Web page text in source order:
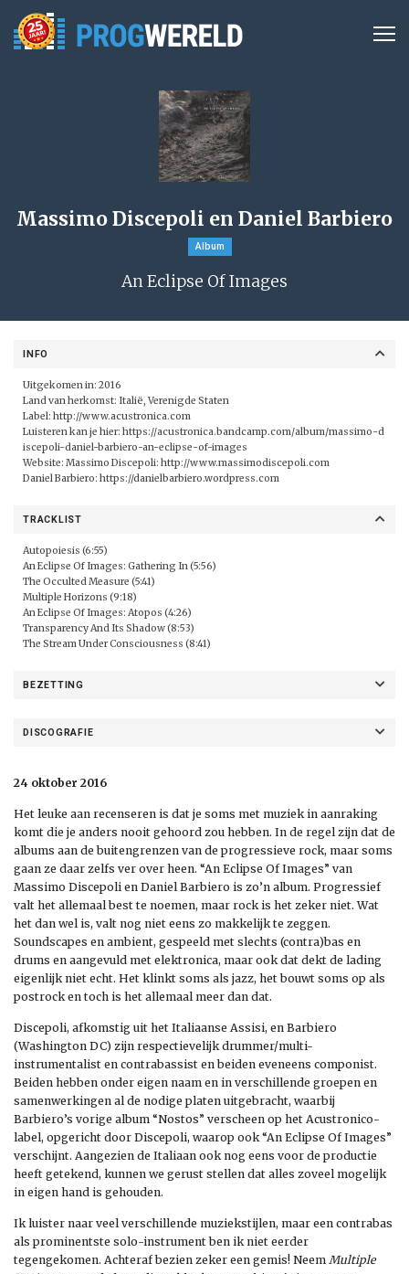
Massimo Discepoli en Daniel Barbiero
Album
An Eclipse Of Images
INFO
Uitgekomen in: 2016
Land van herkomst: Italië, Verenigde Staten
Label: http://www.acustronica.com
Luisteren kan je hier: https://acustronica.bandcamp.com/album/massimo-d
iscepoli-daniel-barbiero-an-eclipse-of-images
Website: Massimo Discepoli: http://www.massimodiscepoli.com
Daniel Barbiero: https://danielbarbiero.wordpress.com
TRACKLIST
Autopoiesis (6:55)
An Eclipse Of Images: Gathering In (5:56)
The Occulted Measure (5:41)
Multiple Horizons (9:18)
An Eclipse Of Images: Atopos (4:26)
Transparency And Its Shadow (8:53)
The Stream Under Consciousness (8:41)
BEZETTING
DISCOGRAFIE
24 oktober 2016
Het leuke aan recenseren is dat je soms met muziek in aanraking
komt die je anders nooit gehoord zou hebben. In de regel zijn dat de
albums aan de buitengrenzen van de progressieve rock, maar soms
gaan ze daar zelfs ver over heen. “An Eclipse Of Images” van
Massimo Discepoli en Daniel Barbiero is zo’n album. Progressief
valt het allemaal best te noemen, maar rock is het zeker niet. Wat
het dan wel is, valt nog niet eens zo makkelijk te zeggen.
Soundscapes en ambient, gespeeld met slechts (contra)bas en
drums en aangevuld met elektronica, maar ook dat dekt de lading
eigenlijk niet echt. Het klinkt soms als jazz, het bouwt soms op als
postrock en toch is het allemaal meer dan dat.
Discepoli, afkomstig uit het Italiaanse Assisi, en Barbiero
(Washington DC) zijn respectievelijk drummer/multi-
instrumentalist en contrabassist en beiden eveneens componist.
Beiden hebben onder eigen naam en in verschillende groepen en
samenwerkingen al de nodige platen uitgebracht, waarbij
Barbiero’s vorige album “Nostos” verscheen op het Acustronico-
label, opgericht door Discepoli, waarop ook “An Eclipse Of Images”
verschijnt. Aangezien de Italiaan ook nog eens voor de productie
heeft getekend, kunnen we gerust stellen dat alles zoveel mogelijk
in eigen hand is gehouden.
Ik luister naar veel verschillende muziekstijlen, maar een contrabas
als prominentste solo-instrument ben ik niet eerder
tegengekomen. Achteraf bezien zeker een gemis! Neem Multiple